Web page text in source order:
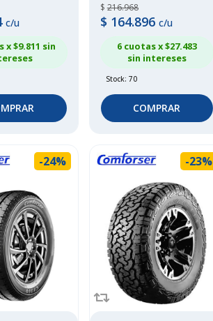
c/u
x $9.811 sin
$216.968
$ 164.896 c/u
6 cuotas x $27.483
sin intereses
Stock: 70
COMPRAR
-24% -23%